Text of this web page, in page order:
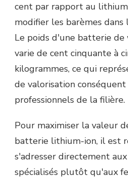
cent par rapport au
modifier les barèmes dans
Le poids d'une batterie
varie de cent cinquante à
kilogrammes, ce qui
de valorisation
professionnels de la filière.
Pour maximiser la valeur
batterie lithium-ion, il est
s'adresser directement
spécialisés plutôt qu'aux